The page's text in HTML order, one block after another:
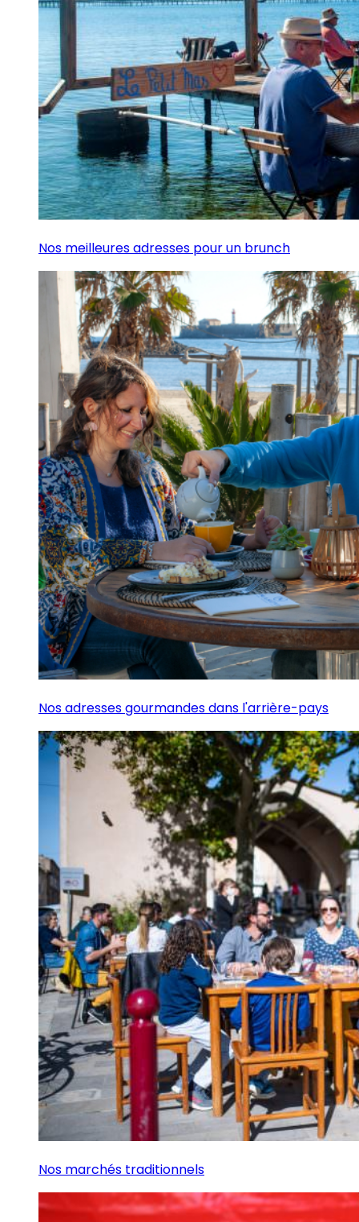
Nos meilleures adresses pour un brunch
Nos adresses gourmandes dans l'arrière-pays
Nos marchés traditionnels